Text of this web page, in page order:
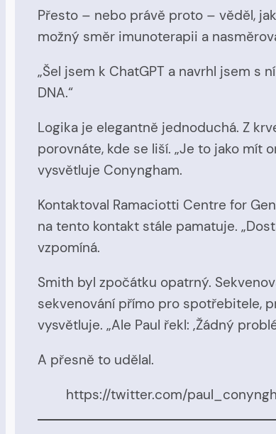
Přesto – nebo právě proto – věděl,
možný směr imunoterapii a
„Šel jsem k ChatGPT a navrhl jsem s
DNA.“
Logika je elegantně jednoduchá. Z
porovnáte, kde se liší. „Je to jako
vysvětluje Conyngham.
Kontaktoval Ramaciotti Centre for
na tento kontakt stále pamatuje.
vzpomíná.
Smith byl zpočátku opatrný.
sekvenování přímo pro spotřebitele,
vysvětluje. „Ale Paul řekl: ‚Žádný
A přesně to udělal.
https://twitter.com/